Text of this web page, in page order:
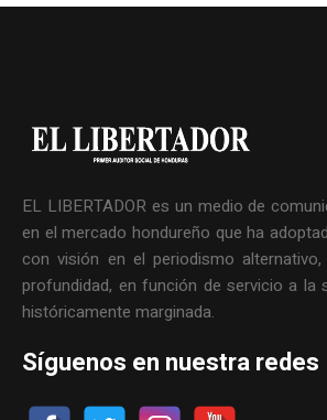
EL LIBERTADOR es un medio de
en el mercado hondureño que ha
con visión en el periodismo
profundidad, en función de servicio a la
históricamente marginada.
Síguenos en nuestra redes